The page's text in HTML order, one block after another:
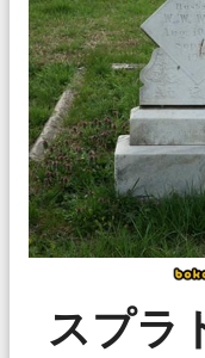
スプラ